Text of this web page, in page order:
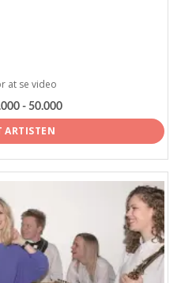
at se video
- 50.000
ARTISTEN